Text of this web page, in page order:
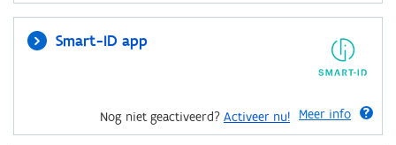
Smart-ID app
Meer info
Nog niet geactiveerd? Activeer nu!